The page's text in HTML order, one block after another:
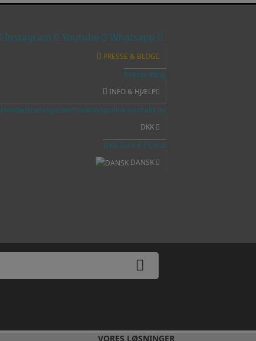
Instagram Youtube Whatsapp
PRESSE & BLOG
Presse Blog
INFO & HJÆLP
HandelsbetingelserPrivatlivspolitikKontakt os
DKK
DKK EUR € PLN zł
DANSK
VORES LØSNINGER